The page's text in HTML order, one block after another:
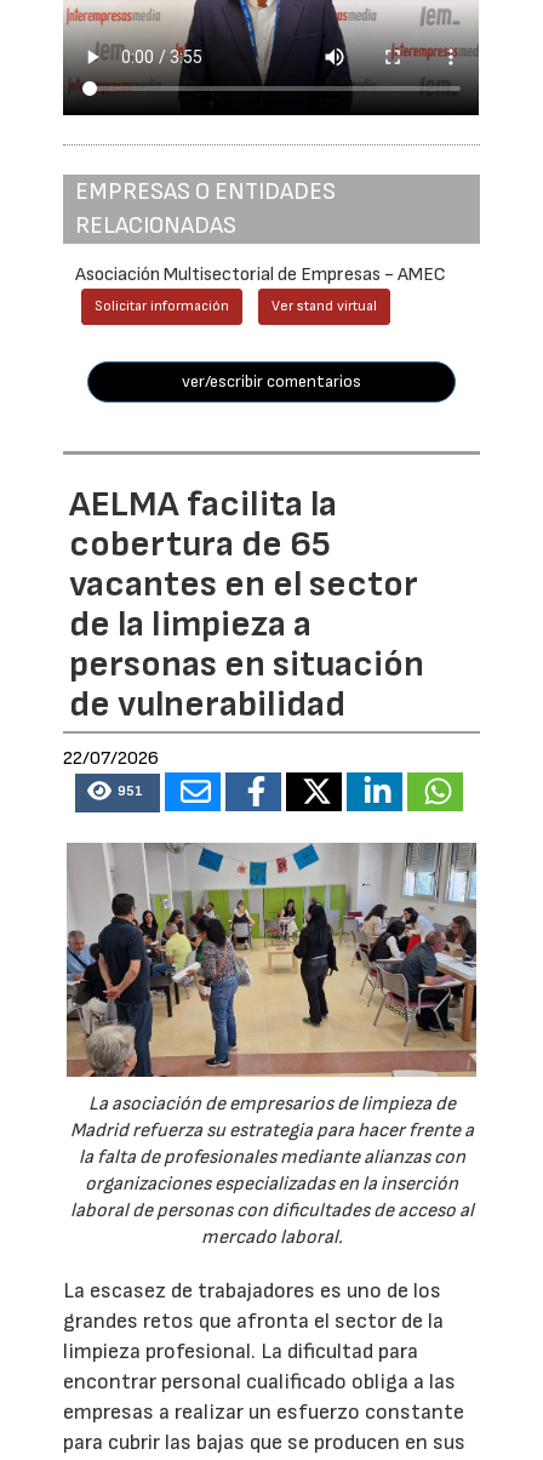
EMPRESAS O ENTIDADES
RELACIONADAS
Asociación Multisectorial de Empresas - AMEC
Solicitar información Ver stand virtual
ver/escribir comentarios
AELMA facilita la
cobertura de 65
vacantes en el sector
de la limpieza a
personas en situación
de vulnerabilidad
22/07/2026
951
La asociación de empresarios de limpieza de
Madrid refuerza su estrategia para hacer frente a
la falta de profesionales mediante alianzas con
organizaciones especializadas en la inserción
laboral de personas con dificultades de acceso al
mercado laboral.
La escasez de trabajadores es uno de los
grandes retos que afronta el sector de la
limpieza profesional. La dificultad para
encontrar personal cualificado obliga a las
empresas a realizar un esfuerzo constante
para cubrir las bajas que se producen en sus